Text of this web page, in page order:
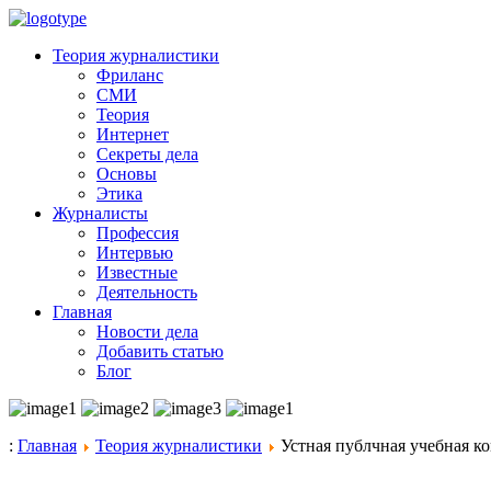
Теория журналистики
Фриланс
СМИ
Теория
Интернет
Секреты дела
Основы
Этика
Журналисты
Профессия
Интервью
Известные
Деятельность
Главная
Новости дела
Добавить статью
Блог
: Главная Теория журналистики Устная публчная учебная